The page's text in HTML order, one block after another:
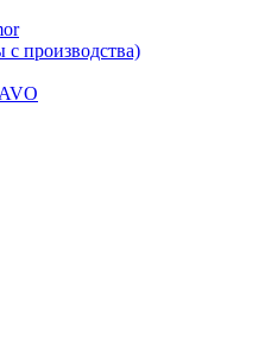
производства)